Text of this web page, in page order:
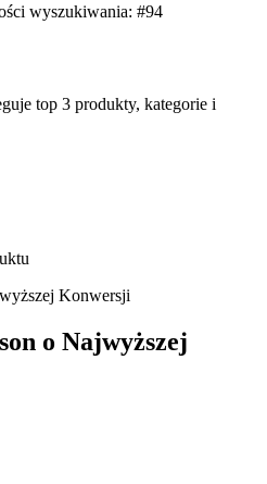
wyszukiwania: #94
top 3 produkty, kategorie i
Konwersji
o Najwyższej